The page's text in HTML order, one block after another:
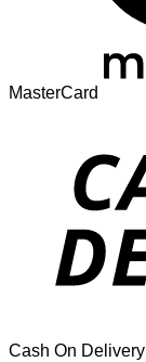
MasterCard
Cash On Delivery